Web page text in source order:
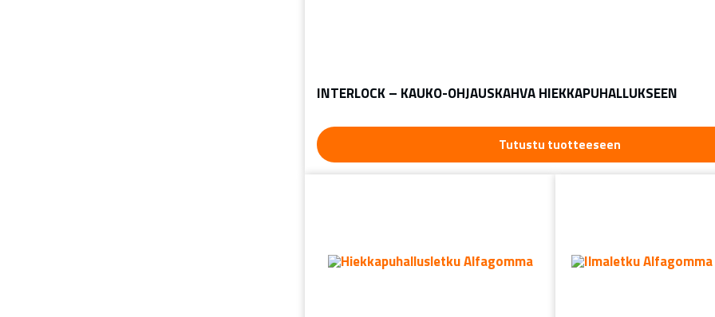
INTERLOCK – KAUKO-OHJAUSKAHVA HIEKKAPUHALLUKSEEN
Tutustu tuotteeseen